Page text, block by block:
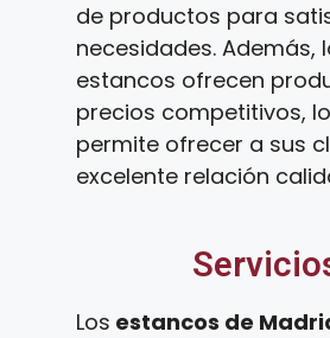
de productos para
necesidades. Además,
estancos ofrecen
precios competitivos,
permite ofrecer a sus
excelente relación
Los estancos de